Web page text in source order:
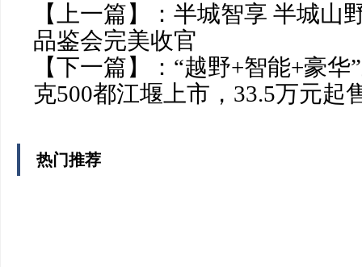
【上一篇】： 半城智享 半城山
品鉴会完美收官
【下一篇】： “越野+智能+豪华
克500都江堰上市，33.5万元起
热门推荐